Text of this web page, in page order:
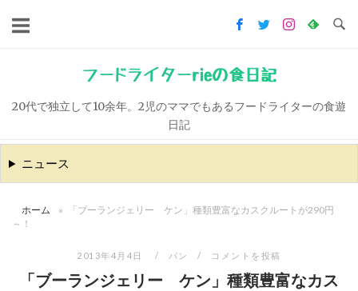
キ
ッ
フードライターrieの食日記
20代で独立して10余年。2児のママでもあるフードライターの食遊
日記
ニュース
ホーム »
「ブーランジェリー ケン」種類豊富なカスクルートが290円
～！
2013年4月4日 パン コメントを投稿
「ブーランジェリー ケン」種類豊富なカス